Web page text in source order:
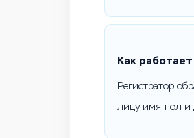
Как
Регистратор
лицу имя, пол и